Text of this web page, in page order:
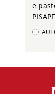
e